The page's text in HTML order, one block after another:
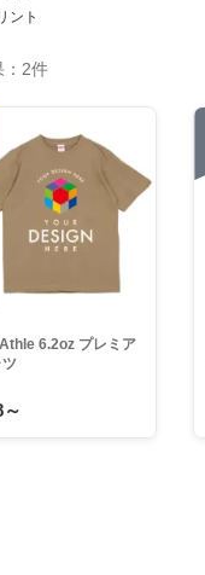
ント
：2件
6.2oz プレミア